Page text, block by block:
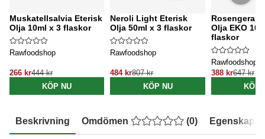
Muskatellsalvia Eterisk
Olja 10ml x 3 flaskor
Rawfoodshop
266 kr444 kr
KÖP NU
Neroli Light Eterisk
Olja 50ml x 3 flaskor
Rawfoodshop
484 kr807 kr
KÖP NU
Olja EKO
flaskor
Rawfoodshop
388 kr647 kr
KÖP
Beskrivning Omdömen (0) Egenskaper